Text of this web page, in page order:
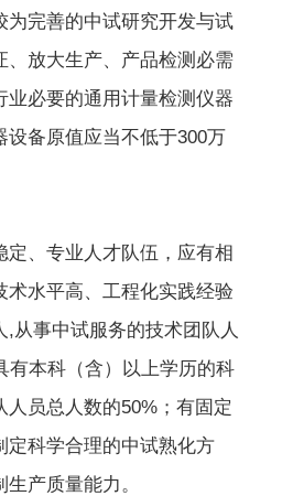
为完善的中试研究开发与试
、放大生产、产品检测必需
业必要的通用计量检测仪器
设备原值应当不低于300万
定、专业人才队伍，应有相
术水平高、工程化实践经验
从事中试服务的技术团队人
有本科（含）以上学历的科
员总人数的50%；有固定
定科学合理的中试熟化方
产质量能力。